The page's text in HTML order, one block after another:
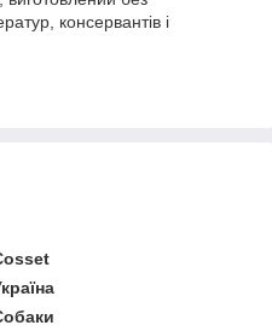
консервантів і